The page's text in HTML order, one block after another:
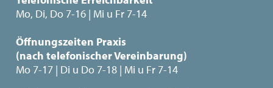
Mo, Di, Do 7-16 | Mi u Fr 7-14
Öffnungszeiten Praxis
(nach telefonischer Vereinbarung)
Mo 7-17 | Di u Do 7-18 | Mi u Fr 7-14